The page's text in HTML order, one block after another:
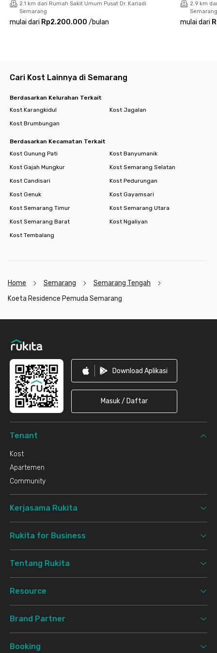
karena sudah berperabot lengkap dengan AC, TV, koneksi WiFi,
fitur smartlock, hingga kamar mandi dalam dengan shower dan
water heater. Tersedia pula fasilitas bersama seperti dapur,
Semarang? Yuk, booking unitnya sekarang sebelum kehabisan!
2.1 km dari Rumah Sakit Umum Pusat Dr. Kariadi
Semarang
mulai dari Rp2.200.000 /bulan
2.9 km
Semarang
mulai dari
Cari Kost Lainnya di Semarang
Berdasarkan Kelurahan Terkait
Kost Karangkidul
Kost Jagalan
Kost Brumbungan
Berdasarkan Kecamatan Terkait
Kost Gunung Pati
Kost Banyumanik
Kost Gajah Mungkur
Kost Semarang Selatan
Kost Candisari
Kost Pedurungan
Kost Genuk
Kost Gayamsari
Kost Semarang Timur
Kost Semarang Utara
Kost Semarang Barat
Kost Ngaliyan
Kost Tembalang
Home Semarang
Semarang Tengah
Koeta Residence Pemuda Semarang
Download Aplikasi
Masuk / Daftar
Tenant
Kost
Apartemen
Community
Kerjasama Rukita
Rukita for Business
Tentang Rukita
Resource
Brand Partner
Booking